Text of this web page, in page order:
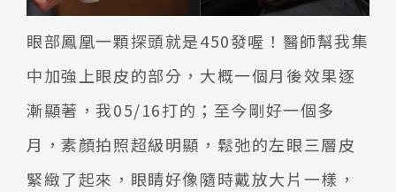
眼部鳳凰一顆探頭就是450發喔！醫師幫我集
中加強上眼皮的部分，大概一個月後效果逐
漸顯著，我05/16打的；至今剛好一個多
月，素顏拍照超級明顯，鬆弛的左眼三層皮
緊緻了起來，眼睛好像隨時戴放大片一樣，